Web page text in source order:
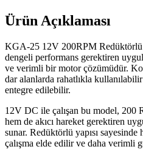
Ürün Açıklaması
KGA-25 12V 200RPM
dengeli performans gerektiren
ve verimli bir motor çözümüdür.
dar alanlarda rahatlıkla
entegre edilebilir.
12V DC ile çalışan bu model, 200
hem de akıcı hareket gerektiren
sunar. Redüktörlü yapısı
çalışma elde edilir ve daha verimli